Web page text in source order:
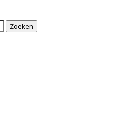
Zoeken